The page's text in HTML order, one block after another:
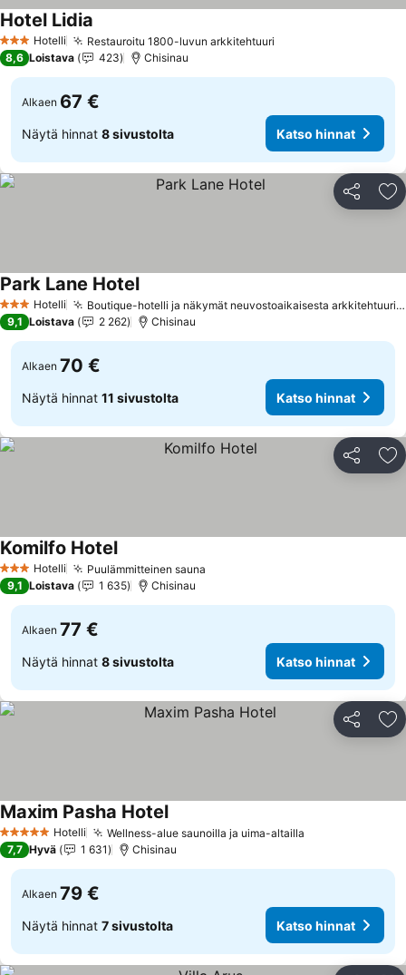
3 Tähtiluokitus
Hotelli Restauroitu 1800-luvun arkkitehtuuri
Hotel Lidia
8,6 Loistava 423 Chisinau
Alkaen 67 €
Näytä hinnat 8 sivustolta Katso hinnat
Jaa
3 Tähtiluokitus
Hotelli Boutique-hotelli ja näkymät neuvostoaikaisesta arkkitehtuurista
Park Lane Hotel
9,1 Loistava 2 262 Chisinau
Alkaen 70 €
Näytä hinnat 11 sivustolta Katso hinnat
Jaa
3 Tähtiluokitus
Hotelli Puulämmitteinen sauna
Komilfo Hotel
9,1 Loistava 1 635 Chisinau
Alkaen 77 €
Näytä hinnat 8 sivustolta Katso hinnat
Jaa
5 Tähtiluokitus
Hotelli Wellness-alue saunoilla ja uima-altailla
Maxim Pasha Hotel
7,7 Hyvä 1 631 Chisinau
Alkaen 79 €
Näytä hinnat 7 sivustolta Katso hinnat